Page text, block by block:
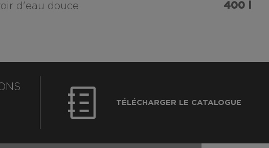
d'eau douce 400 l
TÉLÉCHARGER LE CATALOGUE